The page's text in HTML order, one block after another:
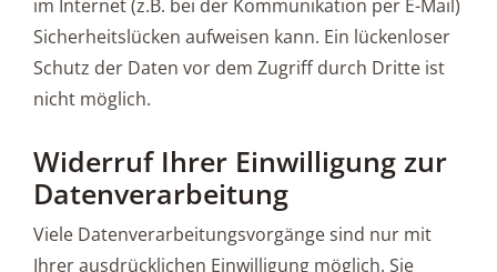
im Internet (z.B. bei der Kommunikation per E-Mail)
Sicherheitslücken aufweisen kann. Ein lückenloser
Schutz der Daten vor dem Zugriff durch Dritte ist
nicht möglich.
Widerruf Ihrer Einwilligung zur
Datenverarbeitung
Viele Datenverarbeitungsvorgänge sind nur mit
Ihrer ausdrücklichen Einwilligung möglich. Sie